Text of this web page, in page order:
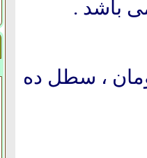
:3000تومان ، سطل هفت: 7000تومان ، سطل ده